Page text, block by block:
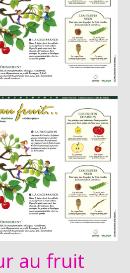
au fruit